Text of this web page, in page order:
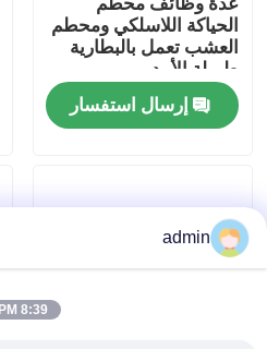
اتصل بنا
اطلب اقتباس
منشار صغير محمول باليد
الحياكة اللاسلكي ومحطم
العشب تعمل بالبطارية
طويلة الأمد
إرسال استفسار
admin
8:39 PM